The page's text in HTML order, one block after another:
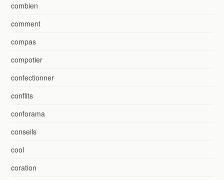
combien
comment
compas
compotier
confectionner
conflits
conforama
conseils
cool
coration